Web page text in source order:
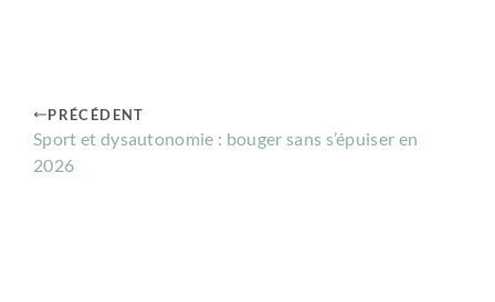
PRÉCÉDENT
Sport et dysautonomie : bouger sans s’épuiser en
2026